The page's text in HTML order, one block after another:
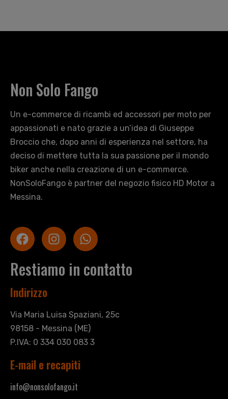
Non Solo Fango
Un e-commerce di ricambi ed accessori per moto per
appassionati e nato grazie a un’idea di Giuseppe
Broccio che, dopo anni di esperienza nel settore, ha
deciso di mettere tutta la sua passione per il mondo
biker anche nella creazione di un e-commerce.
NonSoloFango è partner del negozio fisico HD Motor a
Messina.
Restiamo in contatto
Indirizzo
Via Maria Luisa Spaziani, 25c
98158 - Messina (ME)
P.IVA: 0 334 030 083 3
E-mail e recapiti
info@nonsolofango.it